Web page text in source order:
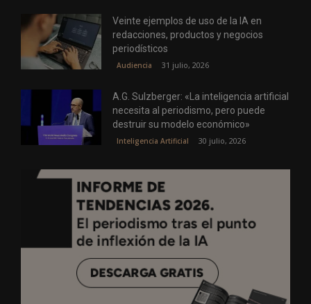
Veinte ejemplos de uso de la IA en
redacciones, productos y negocios
periodísticos
Audiencia 31 julio, 2026
A.G. Sulzberger: «La inteligencia artificial
necesita al periodismo, pero puede
destruir su modelo económico»
Inteligencia Artificial 30 julio, 2026